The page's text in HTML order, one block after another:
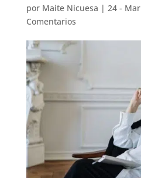
por Maite Nicuesa | 24 -
Comentarios